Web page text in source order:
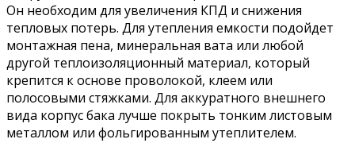
Он необходим для увеличения КПД и снижения
тепловых потерь. Для утепления емкости подойдет
монтажная пена, минеральная вата или любой
другой теплоизоляционный материал, который
крепится к основе проволокой, клеем или
полосовыми стяжками. Для аккуратного внешнего
вида корпус бака лучше покрыть тонким листовым
металлом или фольгированным утеплителем.